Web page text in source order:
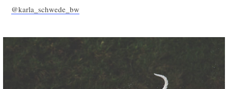
@karla_schwede_bw